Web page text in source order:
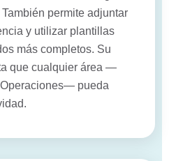
permite adjuntar
y utilizar plantillas
más completos. Su
que cualquier área —
pueda